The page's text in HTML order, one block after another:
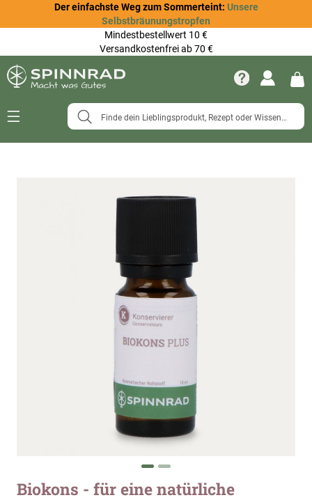
Der einfachste Weg zum Sommerteint: Unsere
Selbstbräunungstropfen
Mindestbestellwert 10 €
Versandkostenfrei ab 70 €
Navigation
Zum
Anfang
Biokons - für eine natürliche